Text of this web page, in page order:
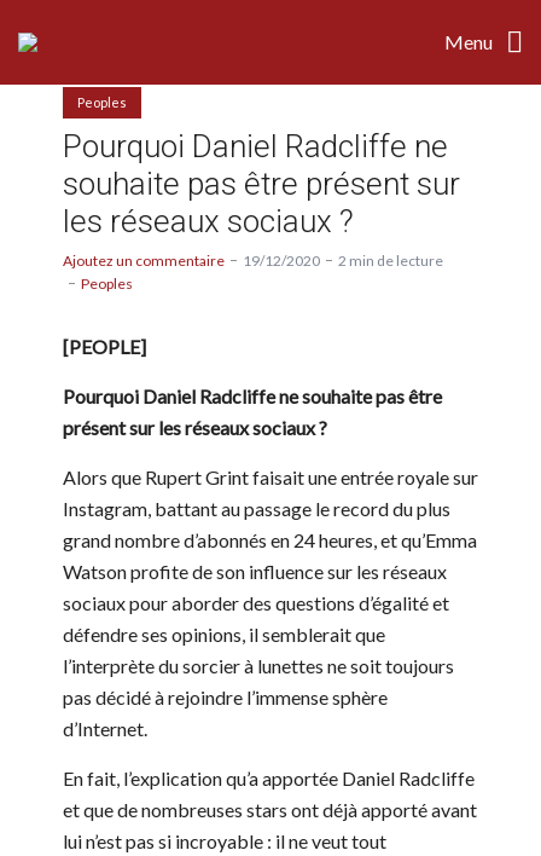
Menu
Peoples
Pourquoi Daniel Radcliffe ne
souhaite pas être présent sur
les réseaux sociaux ?
Ajoutez un commentaire 19/12/2020
2 min de lecture
Peoples
[PEOPLE]
Pourquoi Daniel Radcliffe ne souhaite pas être
présent sur les réseaux sociaux ?
Alors que Rupert Grint faisait une entrée royale sur
Instagram, battant au passage le record du plus
grand nombre d’abonnés en 24 heures, et qu’Emma
Watson profite de son influence sur les réseaux
sociaux pour aborder des questions d’égalité et
défendre ses opinions, il semblerait que
l’interprète du sorcier à lunettes ne soit toujours
pas décidé à rejoindre l’immense sphère
d’Internet.
En fait, l’explication qu’a apportée Daniel Radcliffe
et que de nombreuses stars ont déjà apporté avant
lui n’est pas si incroyable : il ne veut tout